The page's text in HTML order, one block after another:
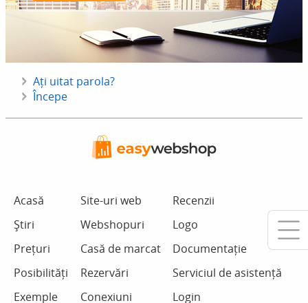
Ați uitat parola?
Începe
Acasă
Știri
Prețuri
Posibilități
Exemple
Site-uri web
Webshopuri
Casă de marcat
Rezervări
Conexiuni
Recenzii
Logo
Documentație
Serviciul de asistență
Login